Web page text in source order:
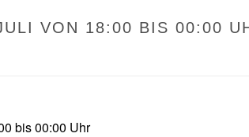
VON 18:00 BIS 00:00